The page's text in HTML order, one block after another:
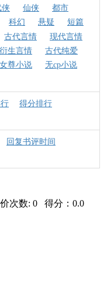
侠 仙侠
都市
科幻 悬疑
短篇
古代言情
现代言情
衍生言情
古代纯爱
女尊小说
无cp小说
得分排行
回复书评时间
次数: 0 得分：0.0